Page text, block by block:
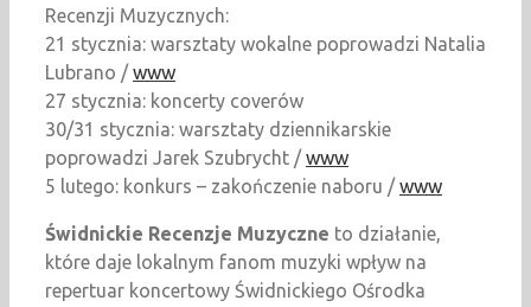
Recenzji Muzycznych:
21 stycznia: warsztaty wokalne poprowadzi Natalia
Lubrano / www
27 stycznia: koncerty coverów
30/31 stycznia: warsztaty dziennikarskie
poprowadzi Jarek Szubrycht / www
5 lutego: konkurs – zakończenie naboru / www
Świdnickie Recenzje Muzyczne to działanie,
które daje lokalnym fanom muzyki wpływ na
repertuar koncertowy Świdnickiego Ośrodka